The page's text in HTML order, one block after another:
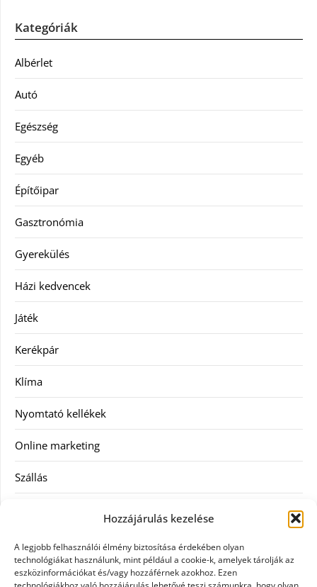
Hozzájárulás kezelése
A legjobb felhasználói élmény biztosítása érdekében olyan
technológiákat használunk, mint például a cookie-k, amelyek tárolják az
eszközinformációkat és/vagy hozzáférnek azokhoz. Ezen
Kategóriák
Albérlet
Autó
Egészség
Egyéb
Építőipar
Gasztronómia
Gyerekülés
Házi kedvencek
Játék
Kerékpár
Klíma
Nyomtató kellékek
Online marketing
Szállás
Szellőztető
Szolgáltatás